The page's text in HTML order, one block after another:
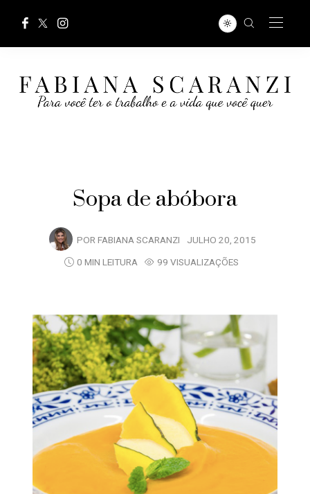
Sopa de abóbora
POR FABIANA SCARANZI JULHO 20, 2015
0 MIN LEITURA
99 VISUALIZAÇÕES